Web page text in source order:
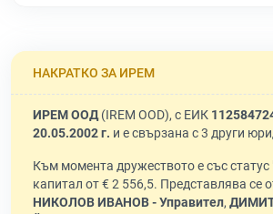
НАКРАТКО ЗА ИРЕМ
ИРЕМ ООД(IREM OOD), с ЕИК
20.05.2002 г. и е свързана с 3 други
Към момента дружеството е със статус
капитал от € 2 556,5. Представлява се
НИКОЛОВ ИВАНОВ - Управител,